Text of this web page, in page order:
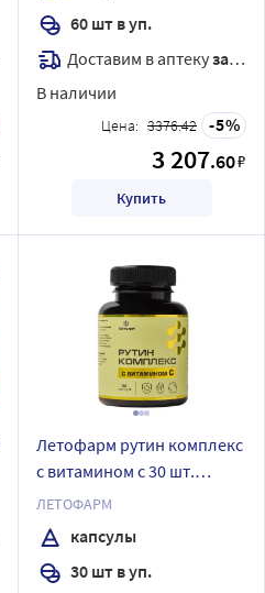
60 шт в уп.
Доставим в аптекузавтра
В наличии
Цена: 3376.42 5
3 207.60₽
Купить
Летофарм рутин комплекс
с витамином с 30 шт.
капсулы по 0,6 г/банка
ЛЕТОФАРМ
капсулы
30 шт в уп.